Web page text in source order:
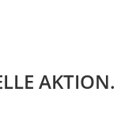
AKTION.